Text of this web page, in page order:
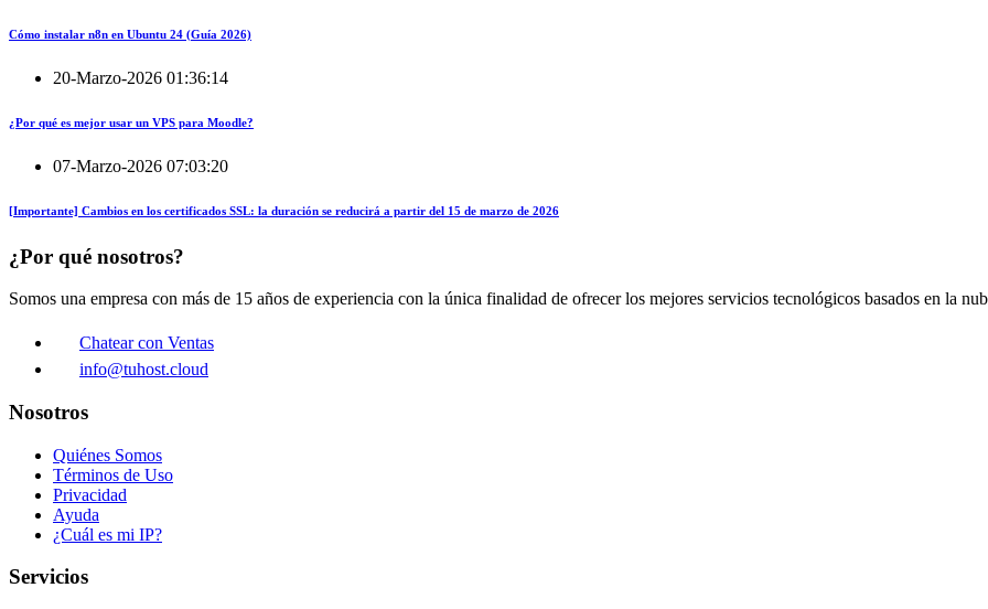
Cómo instalar n8n en Ubuntu 24 (Guía 2026)
20-Marzo-2026 01:36:14
¿Por qué es mejor usar un VPS para Moodle?
07-Marzo-2026 07:03:20
[Importante] Cambios en los certificados SSL: la duración se reducirá a partir del 15 de marzo de 2026
¿Por qué nosotros?
Somos una empresa con más de 15 años de experiencia con la única finalidad de ofrecer los mejores servicios tecnológicos basados en la
Chatear con Ventas
info@tuhost.cloud
Nosotros
Quiénes Somos
Términos de Uso
Privacidad
Ayuda
¿Cuál es mi IP?
Servicios